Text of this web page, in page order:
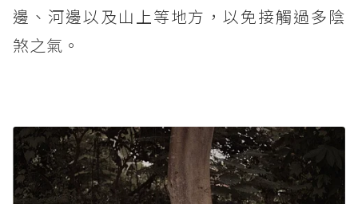
邊、河邊以及山上等地方，以免接觸過多陰
煞之氣。